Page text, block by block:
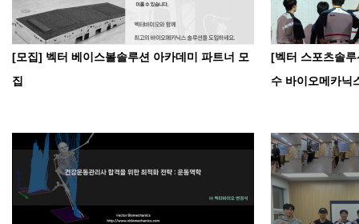
[모집] 벡터 베이스볼솔루션 아카데미 파트너 모
집
[벡터 스포츠솔
수 바이오메카닉